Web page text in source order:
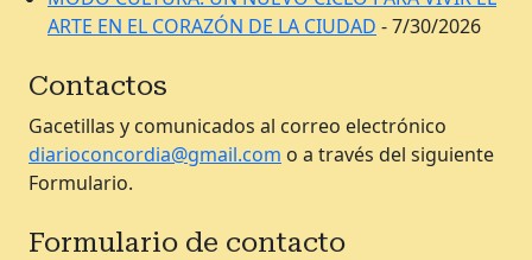
ARTE EN EL CORAZÓN DE LA CIUDAD - 7/30/2026
Contactos
Gacetillas y comunicados al correo electrónico
diarioconcordia@gmail.com o a través del siguiente
Formulario.
Formulario de contacto